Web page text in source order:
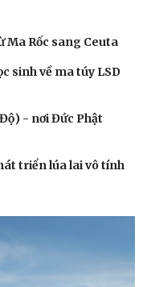
Ma Rốc sang Ceuta
sinh về ma túy LSD
- nơi Đức Phật
triển lúa lai vô tính